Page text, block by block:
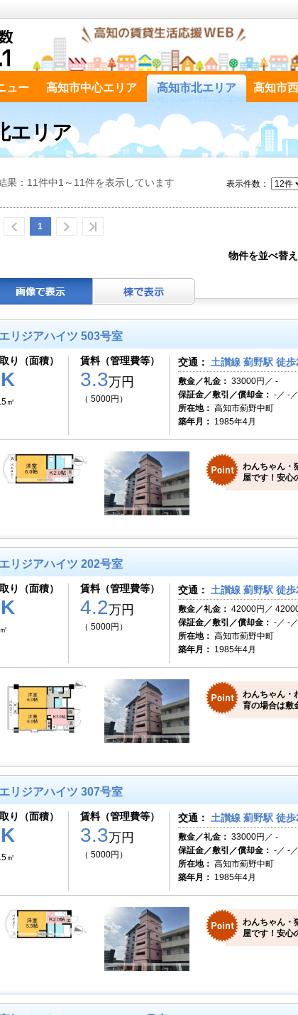
ュー 高知市中心エリア 高知市北エリア 高知市
エリア
果：11件中1～11件を表示しています
1
表示件数：
物件を並べ替え
リジアハイツ 503号室
り（面積）
㎡
賃料（管理費等）
3.3万円
（ 5000円）
交通： 土讃線 薊野駅 徒歩
敷金／礼金： 33000円／ -
保証金／敷引／償却金： -／ -
所在地： 高知市薊野中町
築年月： 1985年4月
わんちゃん・
屋です！安心
リジアハイツ 202号室
り（面積） 賃料（管理費等）
4.2万円
（ 5000円）
交通： 土讃線 薊野駅 徒歩
敷金／礼金： 42000円／
保証金／敷引／償却金： -／ -
所在地： 高知市薊野中町
築年月： 1985年4月
わんちゃん・
育の場合は敷
リジアハイツ 307号室
り（面積）
㎡
賃料（管理費等）
3.3万円
（ 5000円）
交通： 土讃線 薊野駅 徒歩
敷金／礼金： 33000円／ -
保証金／敷引／償却金： -／ -
所在地： 高知市薊野中町
築年月： 1985年4月
わんちゃん・
屋です！安心